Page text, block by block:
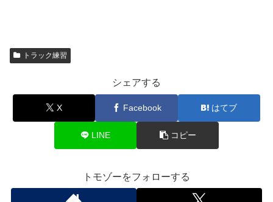
トラック練習
シェアする
X Facebook はてブ
LINE コピー
トモゾーをフォローする